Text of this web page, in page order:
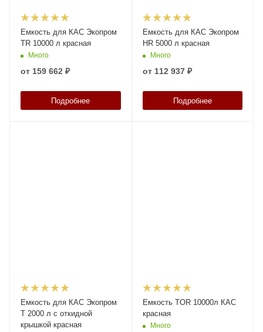
Емкость для КАС Экопром
TR 10000 л красная
Много
от 159 662 ₽
Подробнее
Емкость для КАС Экопром
HR 5000 л красная
Много
от 112 937 ₽
Подробнее
Емкость для КАС Экопром
T 2000 л с откидной
крышкой красная
Емкость TOR 10000л КАС
красная
Много